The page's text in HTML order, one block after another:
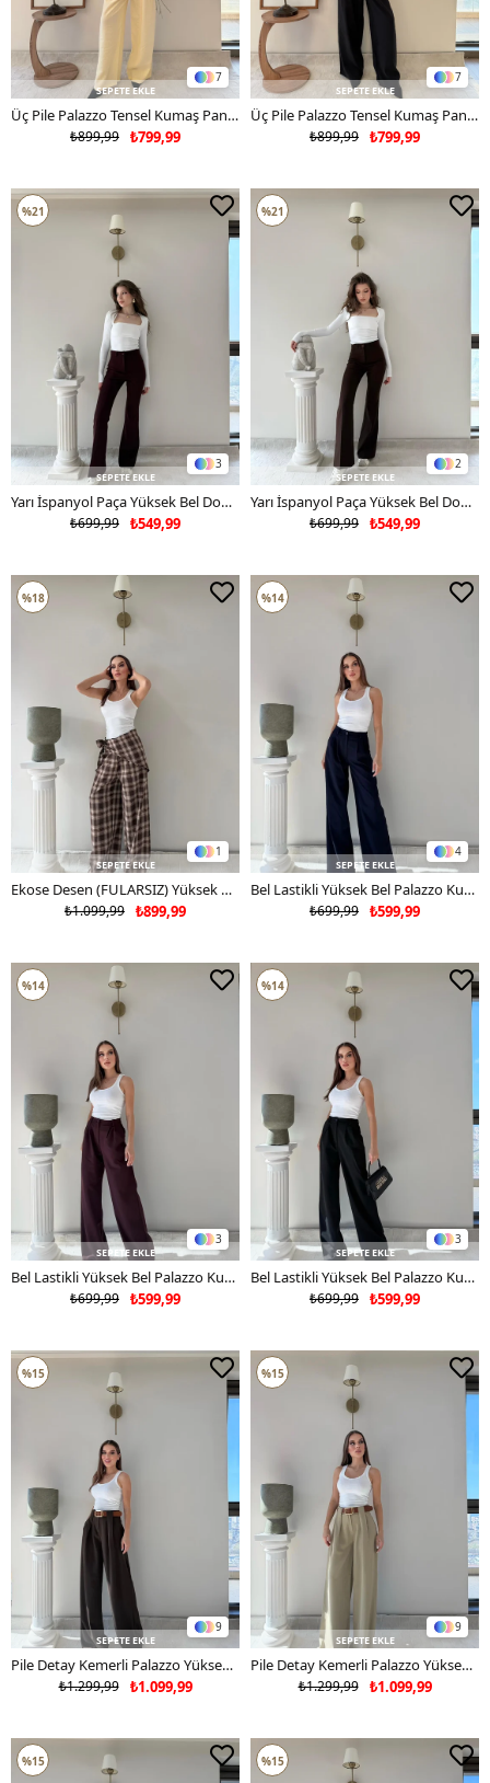
7
SEPETE EKLE
Üç Pile Palazzo Tensel Kumaş Pantolon Sarı 2133
₺799,99
₺899,99
7
SEPETE EKLE
Üç Pile Palazzo Tensel Kumaş Pantolon Siyah 2133
₺799,99
₺899,99
3
SEPETE EKLE
Yarı İspanyol Paça Yüksek Bel Double Pantolon Mürdüm 2114
₺549,99
₺699,99
%21
2
SEPETE EKLE
Yarı İspanyol Paça Yüksek Bel Double Pantolon Acı Kahve 2114
₺549,99
₺699,99
%21
1
SEPETE EKLE
Ekose Desen (FULARSIZ) Yüksek Bel Palazzo Pantolon Kahve 2088
₺899,99
₺1.099,99
%18
4
SEPETE EKLE
Bel Lastikli Yüksek Bel Palazzo Kumaş Pantolon Lacivert 2085
₺599,99
₺699,99
%14
3
SEPETE EKLE
Bel Lastikli Yüksek Bel Palazzo Kumaş Pantolon Bordo 2085
₺599,99
₺699,99
%14
3
SEPETE EKLE
Bel Lastikli Yüksek Bel Palazzo Kumaş Pantolon Siyah 2085
₺599,99
₺699,99
%14
9
SEPETE EKLE
Pile Detay Kemerli Palazzo Yüksek Bel Pantolon Kahverengi 2081
₺1.099,99
₺1.299,99
%15
9
SEPETE EKLE
Pile Detay Kemerli Palazzo Yüksek Bel Pantolon Haki 2081
₺1.099,99
₺1.299,99
%15
%15 %15